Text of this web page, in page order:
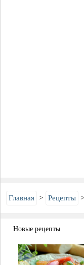
Главная Рецепты
Новые рецепты